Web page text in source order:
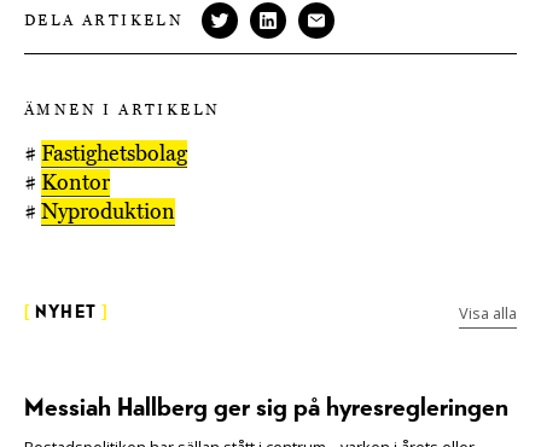
DELA ARTIKELN
ÄMNEN I ARTIKELN
# Fastighetsbolag
# Kontor
# Nyproduktion
NYHET Visa alla
Messiah Hallberg ger sig på hyresregleringen